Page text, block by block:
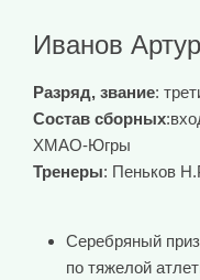
Иванов Артур
Разряд, звание:
Состав сборных
ХМАО-Югры
Тренеры: Пеньков
Серебряный
по тяжелой